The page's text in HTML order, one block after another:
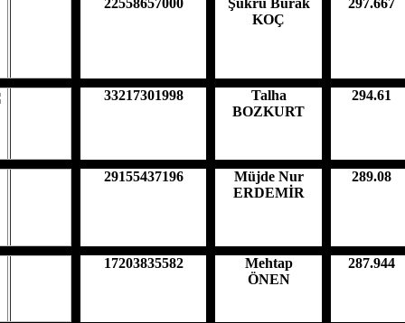
22558657000
Şükrü Burak
KOÇ
297.667
33217301998
Talha
BOZKURT
294.61
29155437196
Müjde Nur
ERDEMİR
289.08
17203835582
Mehtap
ÖNEN
287.944